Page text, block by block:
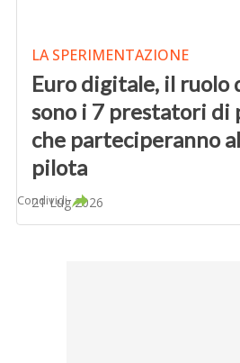
LA SPERIMENTAZIONE
Euro digitale, il ruolo
sono i 7 prestatori di
che parteciperanno
pilota
21 Lug 2026
Condividi